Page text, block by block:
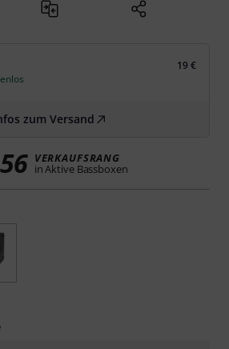
19 €
zum Versand
56 VERKAUFSRANG
in Aktive Bassboxen